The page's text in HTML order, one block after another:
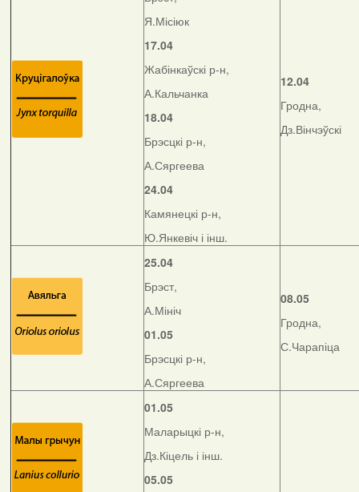
Я.Місіюк
17.04
Жабінкаўскі р-н,
А.Кальчанка
18.04
Брэсцкі р-н,
А.Сяргеева
24.04
Камянецкі р-н,
Ю.Янкевіч і інш.
12.04
Гродна,
Дз.Вінчэўскі
25.04
Брэст,
А.Мініч
01.05
Брэсцкі р-н,
А.Сяргеева
08.05
Гродна,
С.Чарапіца
01.05
Маларыцкі р-н,
Дз.Кіцель і інш.
05.05